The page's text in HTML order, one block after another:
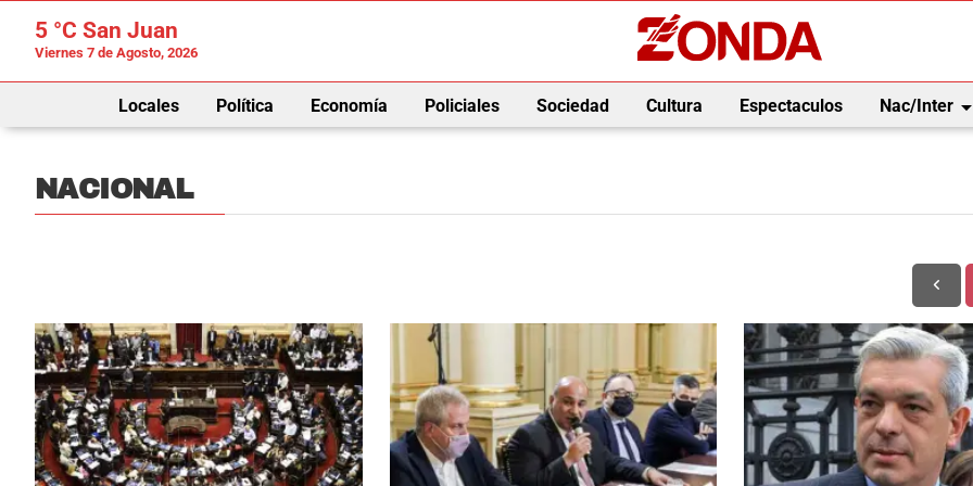
5 °C San Juan
Viernes 7 de Agosto, 2026
Locales Política Economía Policiales Sociedad Cultura Espectaculos Nac/Interarrow_drop_down
NACIONAL